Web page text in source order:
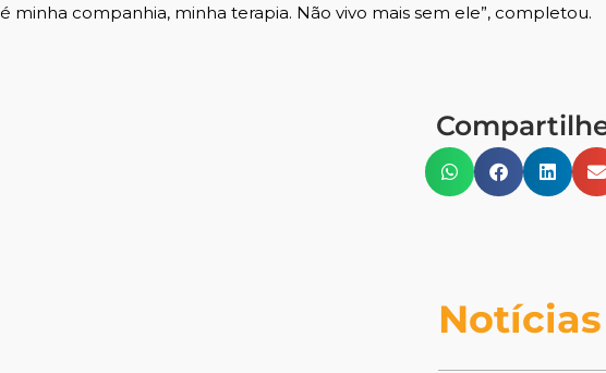
é minha companhia, minha terapia. Não vivo mais sem ele”, completou.